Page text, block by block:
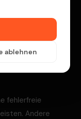
unsere IT-
Daten
Uhrzeit des
erfolgt
betreten.
fehlerfreie
Andere
ablehnen